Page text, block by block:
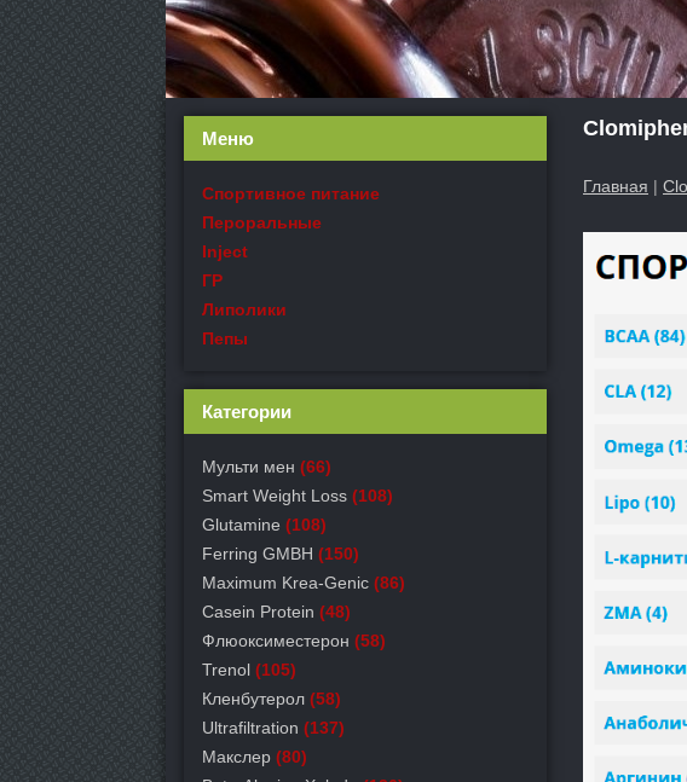
Главная |
Меню
Спортивное питание
Пероральные
Inject
ГР
Липолики
Пепы
Категории
Мульти мен (66)
Smart Weight Loss (108)
Glutamine (108)
Ferring GMBH (150)
Maximum Krea-Genic (86)
Casein Protein (48)
Флюоксиместерон (58)
Trenol (105)
Кленбутерол (58)
Ultrafiltration (137)
Макслер (80)